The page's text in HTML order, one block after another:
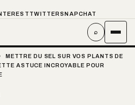
TWITTER SNAPCHAT
⌕
›
METTRE DU SEL SUR VOS PLANTS DE
ASTUCE INCROYABLE POUR